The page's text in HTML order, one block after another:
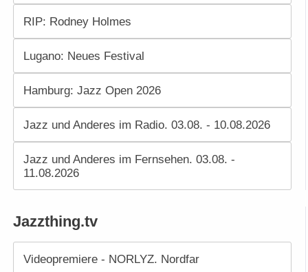
RIP: Rodney Holmes
Lugano: Neues Festival
Hamburg: Jazz Open 2026
Jazz und Anderes im Radio. 03.08. - 10.08.2026
Jazz und Anderes im Fernsehen. 03.08. -
11.08.2026
Jazzthing.tv
Videopremiere - NORLYZ. Nordfar